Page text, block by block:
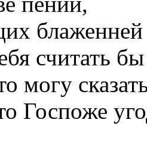
блаженней
считать
могу
Госпоже